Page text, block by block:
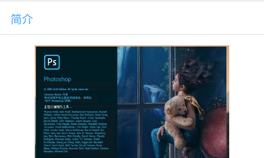
简介